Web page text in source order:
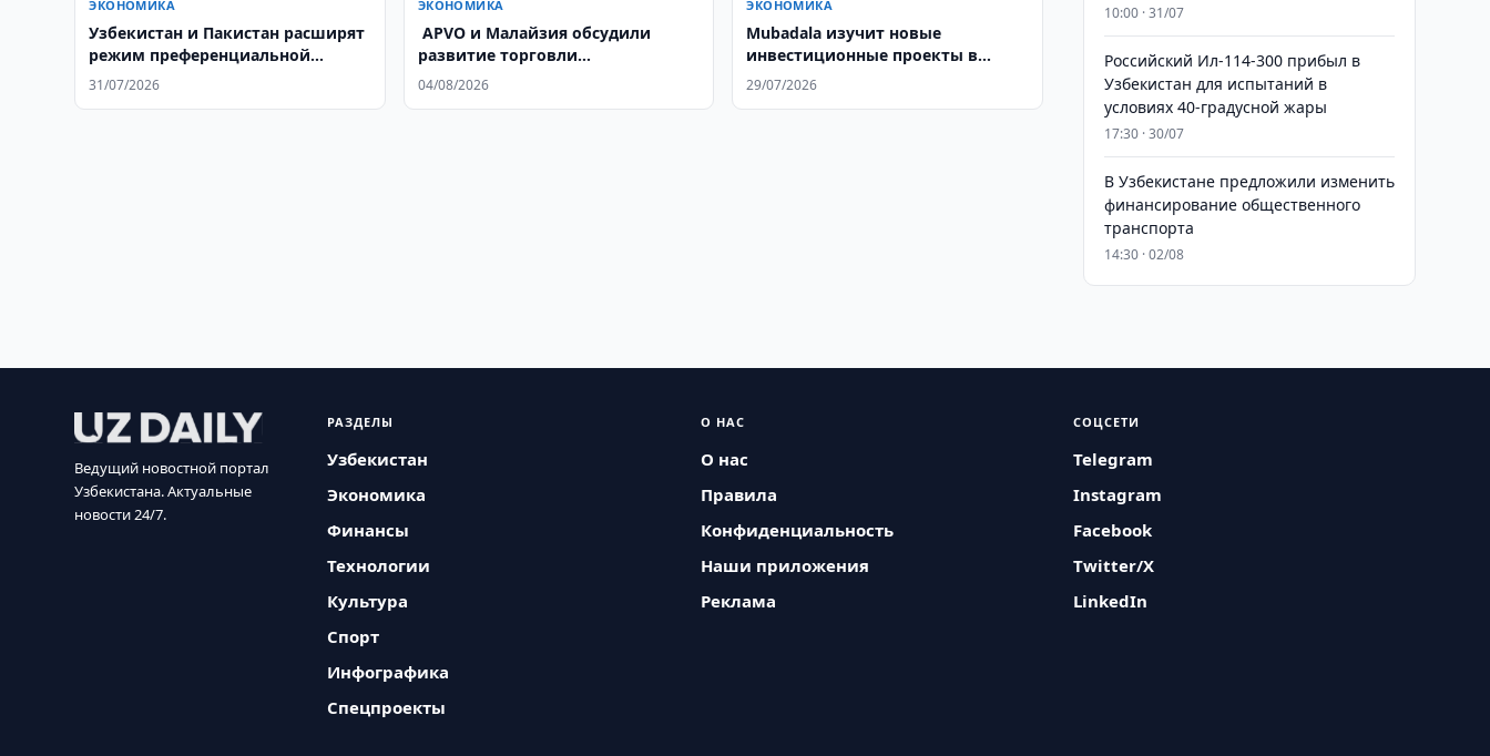
ЭКОНОМИКА
Узбекистан и Пакистан расширят
режим преференциальной
торговли
31/07/2026
ЭКОНОМИКА
​​​​​​​ APVO и Малайзия обсудили
развитие торговли
растительными маслами
04/08/2026
ЭКОНОМИКА
Mubadala изучит новые
инвестиционные проекты в
Узбекистане
29/07/2026
10:00 · 31/07
Российский Ил-114-300 прибыл в
Узбекистан для испытаний в
условиях 40-градусной жары
17:30 · 30/07
В Узбекистане предложили изменить
финансирование общественного
транспорта
14:30 · 02/08
Ведущий новостной портал
Узбекистана. Актуальные
новости 24/7.
РАЗДЕЛЫ
Узбекистан
Экономика
Финансы
Технологии
Культура
Спорт
Инфографика
Спецпроекты
О НАС
О нас
Правила
Конфиденциальность
Наши приложения
Реклама
СОЦСЕТИ
Telegram
Instagram
Facebook
Twitter/X
LinkedIn